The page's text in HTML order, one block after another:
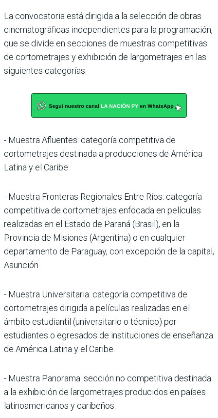
La convocatoria está dirigida a la selección de obras
cinematográficas independientes para la programación,
que se divide en secciones de muestras competitivas
de cortometrajes y exhibición de largometrajes en las
siguientes categorías:
- Muestra Afluentes: categoría competitiva de
cortometrajes destinada a producciones de América
Latina y el Caribe.
- Muestra Fronteras Regionales Entre Ríos: categoría
competitiva de cortometrajes enfocada en películas
realizadas en el Estado de Paraná (Brasil), en la
Provincia de Misiones (Argentina) o en cualquier
departamento de Paraguay, con excepción de la capital,
Asunción.
- Muestra Universitaria: categoría competitiva de
cortometrajes dirigida a películas realizadas en el
ámbito estudiantil (universitario o técnico) por
estudiantes o egresados de instituciones de enseñanza
de América Latina y el Caribe.
- Muestra Panorama: sección no competitiva destinada
a la exhibición de largometrajes producidos en países
latinoamericanos y caribeños.